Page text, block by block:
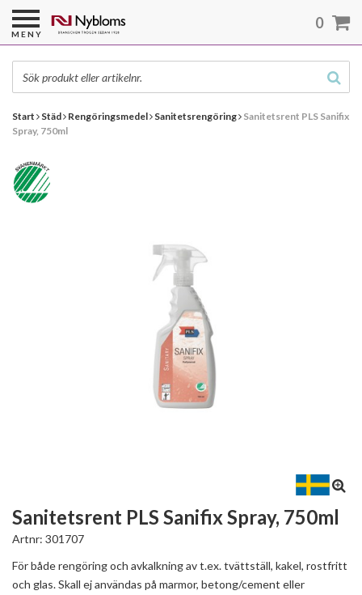
Start Städ Rengöringsmedel Sanitetsrengöring Sanitetsrent PLS Sanifix
Spray, 750ml
Sanitetsrent PLS Sanifix Spray, 750ml
Artnr: 301707
För både rengöring och avkalkning av t.ex. tvättställ, kakel, rostfritt
och glas. Skall ej användas på marmor, betong/cement eller
MENY
0